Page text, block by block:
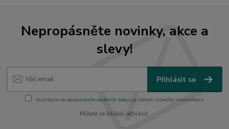
Nepropásněte novinky, akce a
slevy!
Přihlásit se
Souhlasím se zpracováním osobních údajůza účelem rozesílky newsletteru.
Můžete se kdykoli odhlásit.